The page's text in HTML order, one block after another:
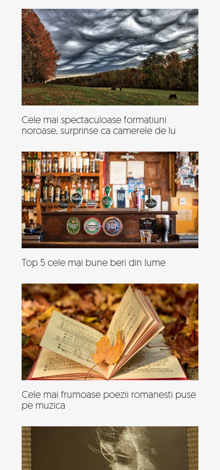
Cele mai spectaculoase formatiuni
noroase, surprinse ca camerele de lu
Top 5 cele mai bune beri din lume
Cele mai frumoase poezii romanesti puse
pe muzica